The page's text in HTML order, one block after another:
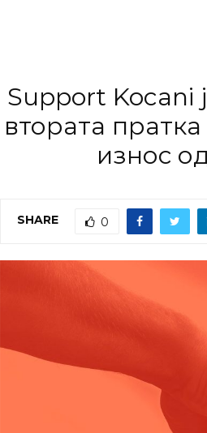
Support Kocani
втората
износ
SHARE 0